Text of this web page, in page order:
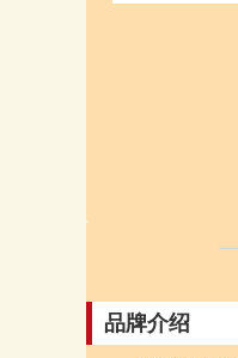
品牌介绍